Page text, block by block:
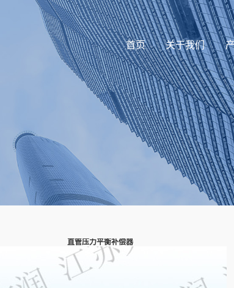
首页 关于我们
直管压力平衡补偿器